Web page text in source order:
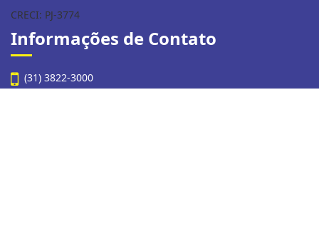
CRECI: PJ-3774
Informações de Contato
(31) 3822-3000